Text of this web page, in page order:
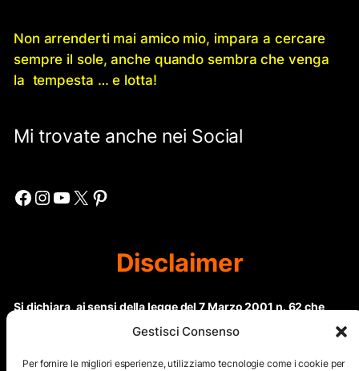
Gestisci Consenso
Per fornire le migliori esperienze, utilizziamo tecnologie come i cookie per
Non arrenderti mai amico mio, impara a cercare
sempre il sole, anche quando sembra che venga
la tempesta … e lotta!
Mi trovate anche nei Social
Facebook Instagram YouTube X Pinterest
Disclaimer
Si dichiara, ai sensi della legge del 7 Marzo 2001 n. 62 che
questo sito non rientra nella categoria di “Informazione
regolari. Le immagini dei collaboratori detentori del